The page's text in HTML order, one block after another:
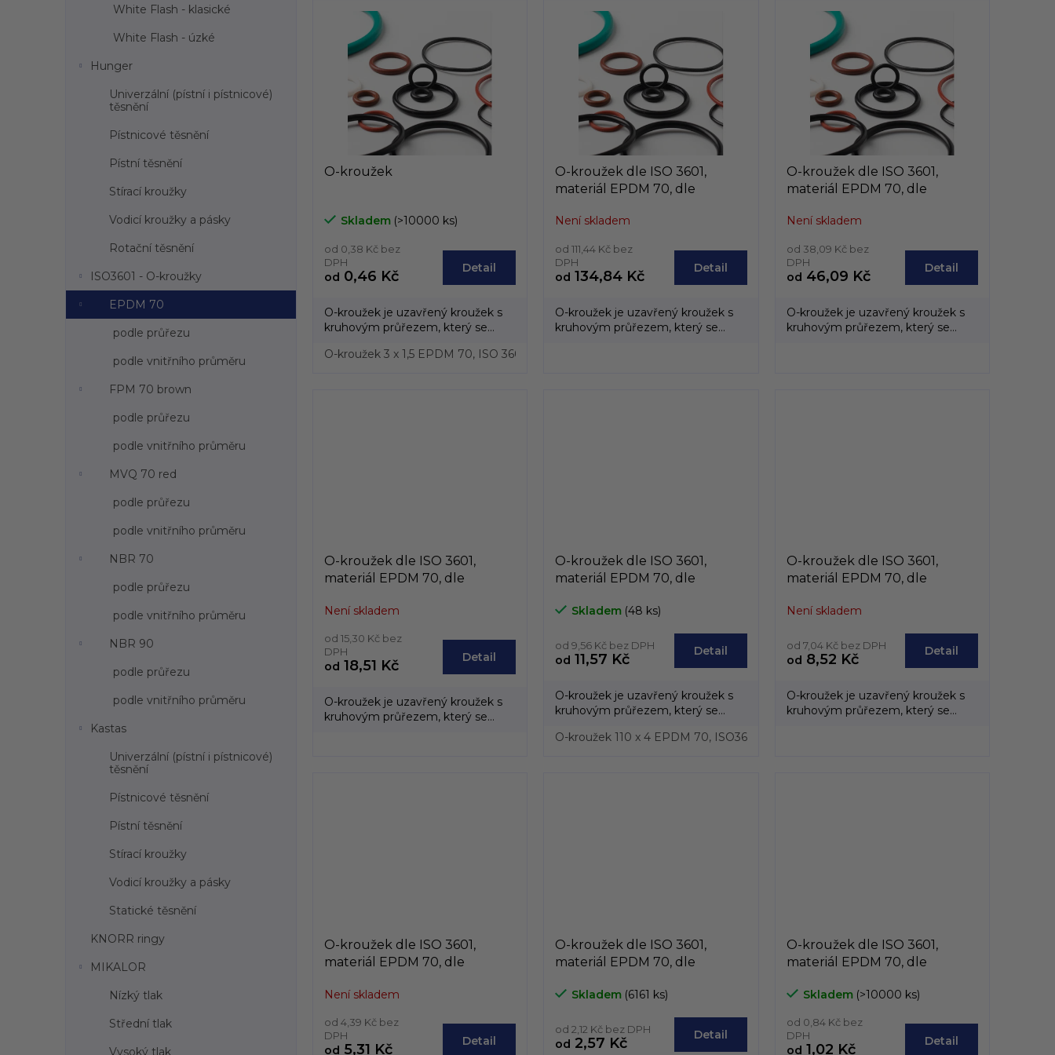
White Flash - klasické
White Flash - úzké
Hunger
Univerzální (pístní i pístnicové)
těsnění
Pístnicové těsnění
Pístní těsnění
Stírací kroužky
Vodicí kroužky a pásky
Rotační těsnění
ISO3601 - O-kroužky
EPDM 70
podle průřezu
podle vnitřního průměru
FPM 70 brown
podle průřezu
podle vnitřního průměru
MVQ 70 red
podle průřezu
podle vnitřního průměru
NBR 70
podle průřezu
podle vnitřního průměru
NBR 90
podle průřezu
podle vnitřního průměru
Kastas
Univerzální (pístní i pístnicové)
těsnění
Pístnicové těsnění
Pístní těsnění
Stírací kroužky
Vodicí kroužky a pásky
Statické těsnění
KNORR ringy
MIKALOR
Nízký tlak
Střední tlak
Vysoký tlak
O-kroužek
Skladem (>10000 ks)
od 0,38 Kč bez
DPH
od 0,46 Kč Detail
O-kroužek je uzavřený kroužek s
kruhovým průřezem, který se
O-kroužek 3 x 1,5 EPDM 70, ISO 3601
O-kroužek dle ISO 3601,
materiál EPDM 70, dle
Není skladem
od 111,44 Kč bez
DPH
od 134,84 Kč Detail
O-kroužek je uzavřený kroužek s
kruhovým průřezem, který se
O-kroužek dle ISO 3601,
materiál EPDM 70, dle
do 399,6mm
Není skladem
od 38,09 Kč bez
DPH
od 46,09 Kč Detail
O-kroužek je uzavřený kroužek s
kruhovým průřezem, který se
O-kroužek dle ISO 3601,
materiál EPDM 70, dle
do 249,8mm
Není skladem
od 15,30 Kč bez
DPH
od 18,51 Kč Detail
O-kroužek je uzavřený kroužek s
kruhovým průřezem, který se
O-kroužek dle ISO 3601,
materiál EPDM 70, dle
do 149,6mm
Skladem (48 ks)
od 9,56 Kč bez DPH
od 11,57 Kč Detail
O-kroužek je uzavřený kroužek s
kruhovým průřezem, který se
O-kroužek 110 x 4 EPDM 70, ISO3601
O-kroužek dle ISO 3601,
materiál EPDM 70, dle
do 99,6mm
Není skladem
od 7,04 Kč bez DPH
od 8,52 Kč Detail
O-kroužek je uzavřený kroužek s
kruhovým průřezem, který se
O-kroužek dle ISO 3601,
materiál EPDM 70, dle
do 74,8mm
Není skladem
od 4,39 Kč bez
DPH
od 5,31 Kč Detail
O-kroužek dle ISO 3601,
materiál EPDM 70, dle
do 49,8mm
Skladem (6161 ks)
od 2,12 Kč bez DPH
od 2,57 Kč Detail
O-kroužek dle ISO 3601,
materiál EPDM 70, dle
do 29,87mm
Skladem (>10000 ks)
od 0,84 Kč bez
DPH
od 1,02 Kč Detail
c
í
p
r
v
k
y
ý
p